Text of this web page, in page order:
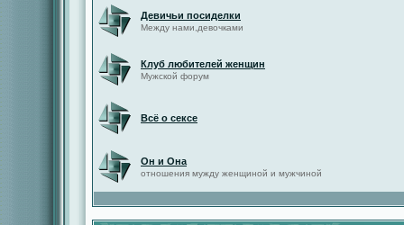
Девичьи посиделки
Между нами,девочками
Клуб любителей женщин
Мужской форум
Всё о сексе
Он и Она
отношения мужду женщиной и мужчиной